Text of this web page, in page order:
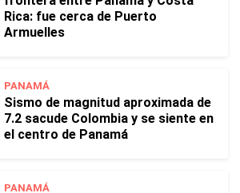
Rica: fue cerca de Puerto
Armuelles
PANAMÁ
Sismo de magnitud aproximada de
7.2 sacude Colombia y se siente en
el centro de Panamá
PANAMÁ